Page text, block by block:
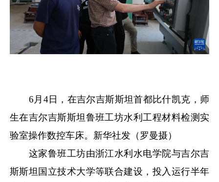
6月4日，在吉尔吉斯斯坦首都比什凯克，师
生在吉尔吉斯斯坦鲁班工坊水利工程材料检测实
验室操作数控车床。新华社发（罗曼摄）
这家鲁班工坊由浙江水利水电学院与吉尔吉
斯斯坦国立技术大学等联合建设，投入运行半年